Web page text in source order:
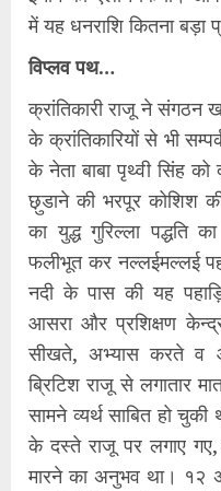
में यह धनराशि कितना बड़ा
विप्लव पथ…
क्रांतिकारी राजू ने संगठन
के क्रांतिकारियों से भी
के नेता बाबा पृथ्वी सिंह
छ़ुडाने की भरपूर कोशिश
का युद्ध गुरिल्ला पद्धति
फलीभूत कर नल्लईमल्लई
नदी के पास की यह
आसरा और प्रशिक्षण
सीखते, अभ्यास करते व
ब्रिटिश राजू से लगातार
सामने व्यर्थ साबित हो
के दस्ते राजू पर लगाए गए,
मारने का अनुभव था। १२